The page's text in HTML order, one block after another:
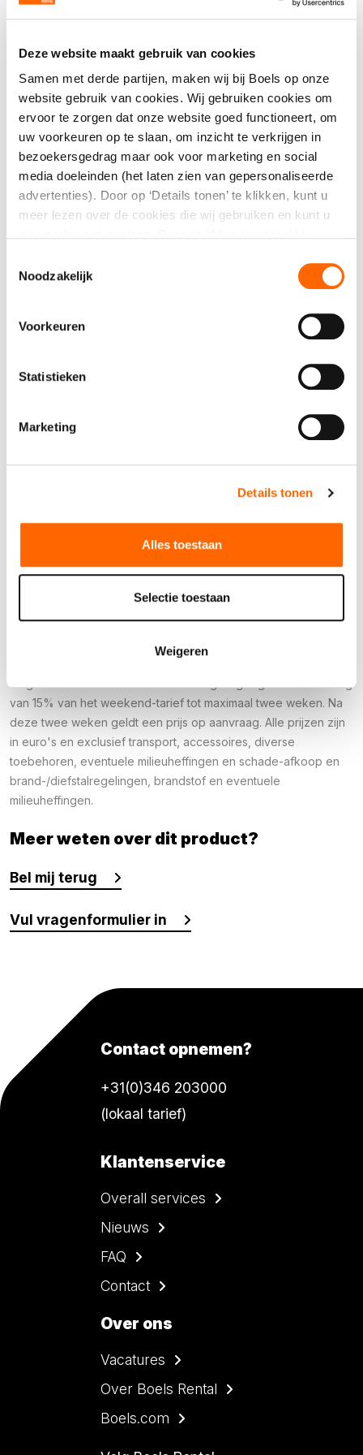
Deze website maakt gebruik van cookies
Samen met derde partijen, maken wij bij Boels op onze
website gebruik van cookies. Wij gebruiken cookies om
ervoor te zorgen dat onze website goed functioneert, om
uw voorkeuren op te slaan, om inzicht te verkrijgen in
bezoekersgedrag maar ook voor marketing en social
media doeleinden (het laten zien van gepersonaliseerde
advertenties). Door op ‘Details tonen’ te klikken, kunt u
meer lezen over de cookies die wij gebruiken en kunt u
zoals omschreven in onze cookieverklaring. U kunt uw
gegeven toestemming op ieder moment wijzigen of
Noodzakelijk
Voorkeuren
Statistieken
Marketing
Details tonen
Alles toestaan
Selectie toestaan
Weigeren
Verpakkingseenheid
Aantal
assortiment
Specificaties
Verpakkingseenheid 1
De huurprijzen (met uitzondering van machineverhuur- en
verkoopartikelen) zijn gebaseerd op een huurperiode van een
van 15% van het weekend-tarief tot maximaal twee weken. Na
deze twee weken geldt een prijs op aanvraag. Alle prijzen zijn
in euro's en exclusief transport, accessoires, diverse
toebehoren, eventuele milieuheffingen en schade-afkoop en
brand-/diefstalregelingen, brandstof en eventuele
milieuheffingen.
Meer weten over dit product?
Bel mij terug
Vul vragenformulier in
Contact opnemen?
+31(0)346 203000
(lokaal tarief)
Klantenservice
Overall services
Nieuws
FAQ
Contact
Over ons
Vacatures
Over Boels Rental
Boels.com